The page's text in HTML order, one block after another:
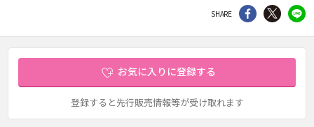
SHARE シェア Twitter
お気に入りに登録する
登録すると先行販売情報等が受け取れます